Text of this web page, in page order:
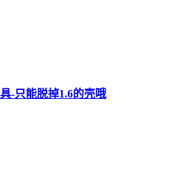
-只能脱掉1.6的壳哦